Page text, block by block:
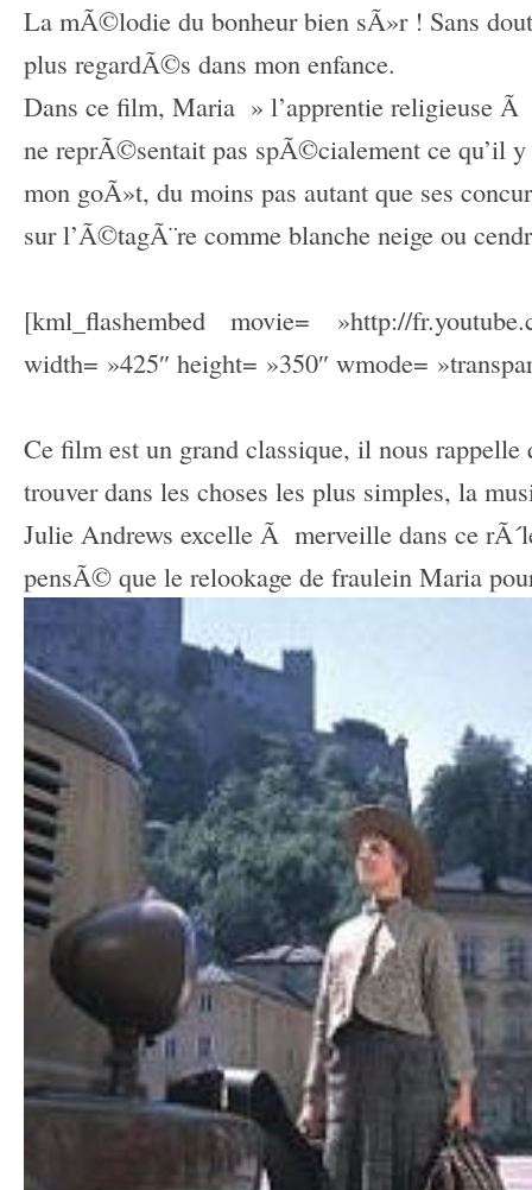
La mÃ©lodie du bonheur bien sÃ»r ! Sans
plus regardÃ©s dans mon enfance.
Dans ce film, Maria » l’apprentie religieuse
ne reprÃ©sentait pas spÃ©cialement ce qu’il
mon goÃ»t, du moins pas autant que ses
sur l’Ã©tagÃ¨re comme blanche neige ou
[kml_flashembed movie= »http://
width= »425″ height= »350″ wmode=
Ce film est un grand classique, il nous rappelle
trouver dans les choses les plus simples, la
Julie Andrews excelle Ã merveille dans ce
pensÃ© que le relookage de fraulein Maria